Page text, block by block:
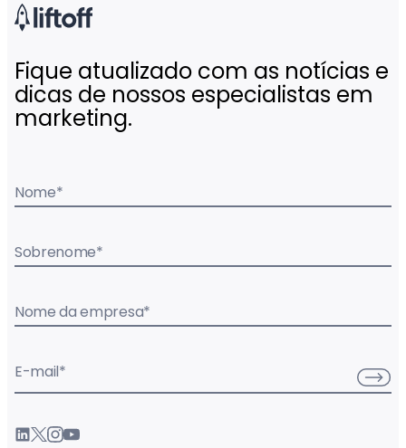
Fique atualizado com as notícias e
dicas de nossos especialistas em
marketing.
Nome*
Sobrenome*
Nome da empresa*
E-mail*